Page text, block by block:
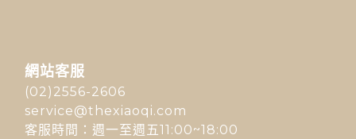
網站客服
(02)2556-2606
service@thexiaoqi.com
客服時間：週一至週五11:00~18:00